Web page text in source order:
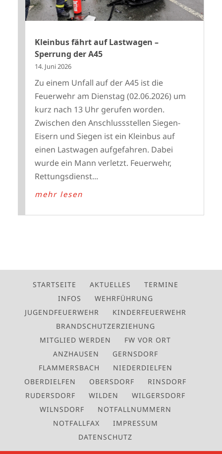
Kleinbus fährt auf Lastwagen –
Sperrung der A45
14. Juni 2026
Zu einem Unfall auf der A45 ist die
Feuerwehr am Dienstag (02.06.2026) um
kurz nach 13 Uhr gerufen worden.
Zwischen den Anschlussstellen Siegen-
Eisern und Siegen ist ein Kleinbus auf
einen Lastwagen aufgefahren. Dabei
wurde ein Mann verletzt. Feuerwehr,
Rettungsdienst...
mehr lesen
STARTSEITE AKTUELLES
TERMINE
INFOS
WEHRFÜHRUNG
JUGENDFEUERWEHR
KINDERFEUERWEHR
BRANDSCHUTZERZIEHUNG
MITGLIED WERDEN
FW VOR ORT
ANZHAUSEN
GERNSDORF
FLAMMERSBACH
NIEDERDIELFEN
OBERDIELFEN
OBERSDORF
RINSDORF
RUDERSDORF
WILDEN
WILGERSDORF
WILNSDORF
NOTFALLNUMMERN
NOTFALLFAX
IMPRESSUM
DATENSCHUTZ